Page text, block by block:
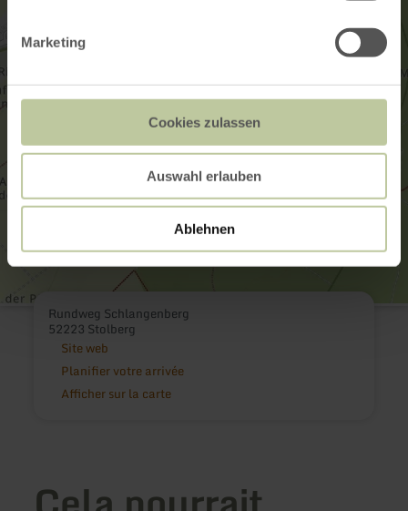
Marketing
Cookies zulassen
Auswahl erlauben
Ablehnen
Rundweg Schlangenberg
52223 Stolberg
Site web
Planifier votre arrivée
Afficher sur la carte